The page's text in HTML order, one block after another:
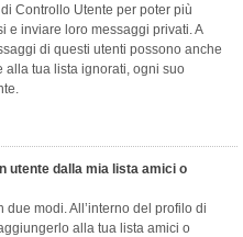
Controllo Utente per poter più
e inviare loro messaggi privati. A
di questi utenti possono anche
alla tua lista ignorati, ogni suo
utente dalla mia lista amici o
modi. All’interno del profilo di
alla tua lista amici o